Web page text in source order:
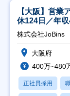
【大阪】営業
休124日／年収
株式会社JoBins
大阪府
400万~480
正社員採用